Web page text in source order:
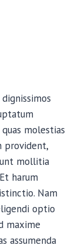
molestias
provident,
mollitia
harum
Nam
optio
maxime
assumenda